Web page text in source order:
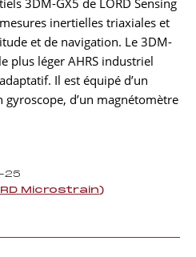
3DM-GX5 de LORD Sensing
inertielles triaxiales et
et de navigation. Le 3DM-
plus léger AHRS industriel
Il est équipé d’un
gyroscope, d’un magnétomètre
25
Microstrain)